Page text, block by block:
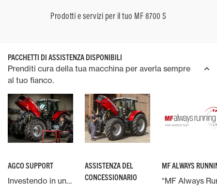
Prodotti e servizi per il tuo MF 8700 S
PACCHETTI DI ASSISTENZA DISPONIBILI
Prenditi cura della tua macchina per averla sempre
al tuo fianco.
AGCO SUPPORT
Investendo in una macchina Massey Ferguson, potrai contare sul supporto di AGCO, la più grande azienda produttrice di macchinari agricoli del mondo.
ASSISTENZA DEL
CONCESSIONARIO
MF ALWAYS